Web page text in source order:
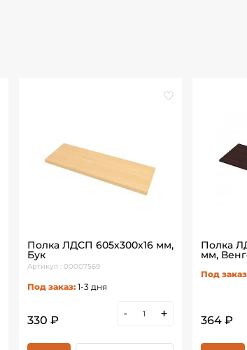
Полка ЛДСП 605х300х16 мм,
Бук
Артикул : 00007569
Под заказ: 1-3 дня
330 ₽
- +
Полка
мм,
Под
364 ₽